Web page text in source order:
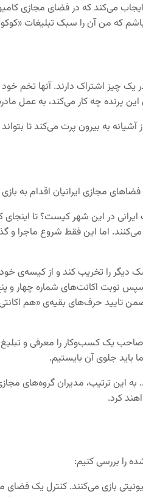
می‌کند که در فضای مجازی
که من آن را سبک تبلیغات
چیز اشتراک دارند. آنها تخم خود
پرنده چه کار می‌کند، به عمل
به بیرون پرت می‌کند تا
مجازی ایرانیان اقدام به بازی
در این شهر کیست؟ تا اینجای
اما این فقط شروع ماجرا و
دیگر را تخریب کند و از
سپس نوبت اکانت‌های شماره
تایید حرف‌های بقیه‌ی «هم
یک کسب‌وکار را معرفی و
باید جلوی آن بایستیم.
ترتیب،‌ مدیران گروه‌های
کرد.
را بررسی کنیم:
بازی می‌کنند. کنترل یک